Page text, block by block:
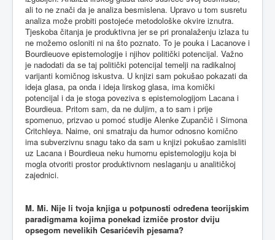
ali to ne znači da je analiza besmislena. Upravo u tom susretu
analiza može probiti postojeće metodološke okvire iznutra.
Tjeskoba čitanja je produktivna jer se pri pronalaženju izlaza tu
ne možemo osloniti ni na što poznato. To je pouka i Lacanove i
Bourdieuove epistemologije i njihov politički potencijal. Važno
je nadodati da se taj politički potencijal temelji na radikalnoj
varijanti komičnog iskustva. U knjizi sam pokušao pokazati da
ideja glasa, pa onda i ideja lirskog glasa, ima komički
potencijal i da je stoga poveziva s epistemologijom Lacana i
Bourdieua. Pritom sam, da ne duljim, a to sam i prije
spomenuo, prizvao u pomoć studije Alenke Zupančič i Simona
Critchleya. Naime, oni smatraju da humor odnosno komično
ima subverzivnu snagu tako da sam u knjizi pokušao zamisliti
uz Lacana i Bourdieua neku humornu epistemologiju koja bi
mogla otvoriti prostor produktivnom neslaganju u analitičkoj
zajednici.
M. Mi. Nije li tvoja knjiga u potpunosti određena teorijskim
paradigmama kojima ponekad izmiče prostor dviju
opsegom nevelikih Cesarićevih pjesama?